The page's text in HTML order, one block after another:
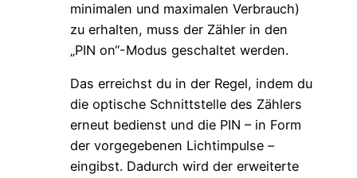
minimalen und maximalen Verbrauch)
zu erhalten, muss der Zähler in den
„PIN on“-Modus geschaltet werden.
Das erreichst du in der Regel, indem du
die optische Schnittstelle des Zählers
erneut bedienst und die PIN – in Form
der vorgegebenen Lichtimpulse –
eingibst. Dadurch wird der erweiterte